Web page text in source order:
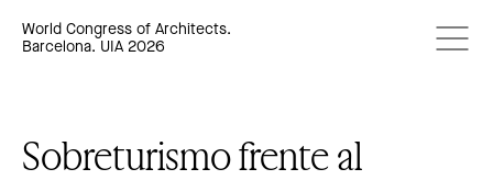
World Congress of Architects.
Barcelona. UIA 2026
Sobreturismo frente al